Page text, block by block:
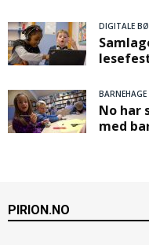
DIGITALE
BARNEHAGE
No har
med
PIRION.NO